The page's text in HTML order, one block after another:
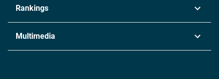
Chemie
Metall
Energie
Rankings
Multimedia